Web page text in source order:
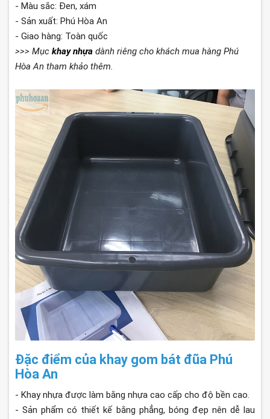
- Màu sắc: Đen, xám
- Sản xuất: Phú Hòa An
- Giao hàng: Toàn quốc
>>> Mục khay nhựa dành riêng cho khách mua hàng Phú
Hòa An tham khảo thêm.
Đặc điểm của khay gom bát đũa Phú
Hòa An
- Khay nhựa được làm bằng nhựa cao cấp cho độ bền cao.
- Sản phẩm có thiết kế bằng phẳng, bóng đẹp nên dễ lau